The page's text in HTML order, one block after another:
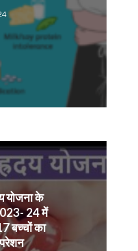
योजना के
24 में
बच्चों का